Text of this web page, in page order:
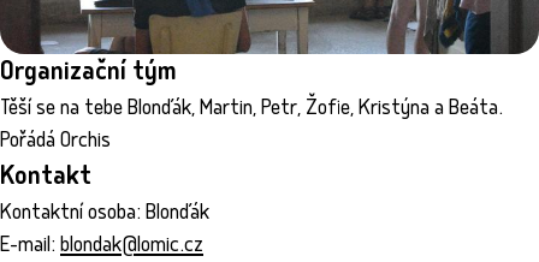
Organizační tým
Těší se na tebe Blonďák, Martin, Petr, Žofie, Kristýna a Beáta.
Pořádá Orchis
Kontakt
Kontaktní osoba: Blonďák
E-mail: blondak@lomic.cz